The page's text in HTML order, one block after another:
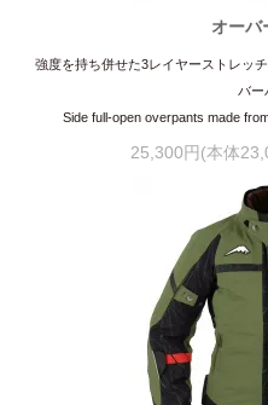
オーバ
強度を持ち併せた3レイヤーストレッ
バー
Side full-open overpants made
25,300円(本体